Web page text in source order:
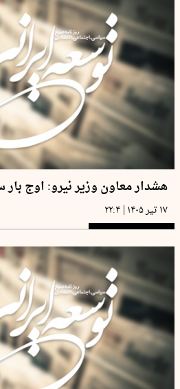
هشدار معاون وزیر نیرو: اوج
۱۷ تیر ۱۴۰۵ | ۲۲:۴